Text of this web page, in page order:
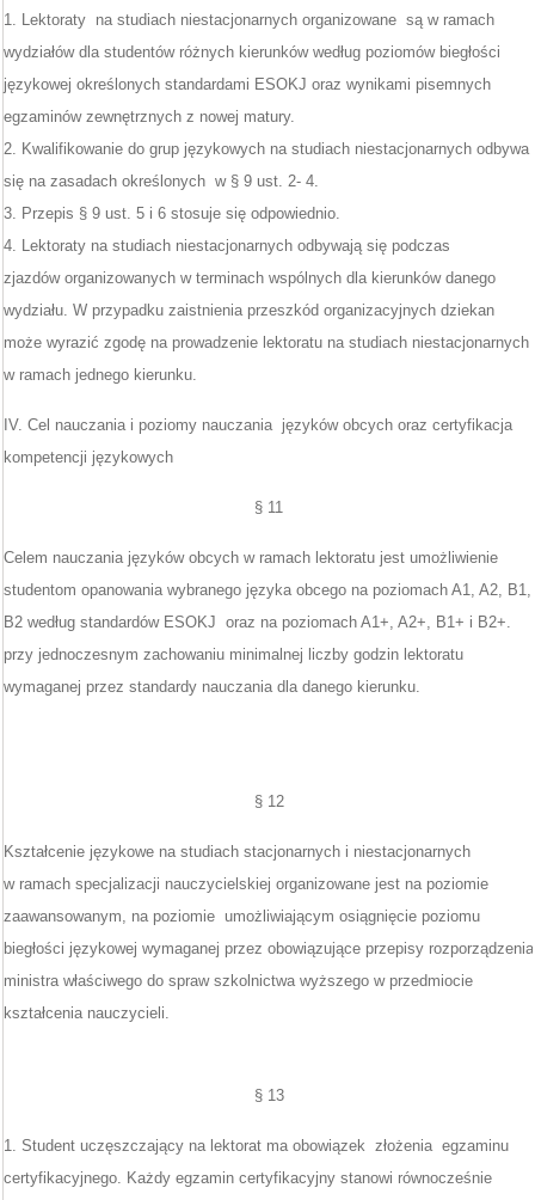
1. Lektoraty na studiach niestacjonarnych organizowane są w ramach
wydziałów dla studentów różnych kierunków według poziomów biegłości
językowej określonych standardami ESOKJ oraz wynikami pisemnych
egzaminów zewnętrznych z nowej matury.
2. Kwalifikowanie do grup językowych na studiach niestacjonarnych odbywa
się na zasadach określonych w § 9 ust. 2- 4.
3. Przepis § 9 ust. 5 i 6 stosuje się odpowiednio.
4. Lektoraty na studiach niestacjonarnych odbywają się podczas
zjazdów organizowanych w terminach wspólnych dla kierunków danego
wydziału. W przypadku zaistnienia przeszkód organizacyjnych dziekan
może wyrazić zgodę na prowadzenie lektoratu na studiach niestacjonarnych
w ramach jednego kierunku.
IV. Cel nauczania i poziomy nauczania języków obcych oraz certyfikacja
kompetencji językowych
§ 11
Celem nauczania języków obcych w ramach lektoratu jest umożliwienie
studentom opanowania wybranego języka obcego na poziomach A1, A2, B1,
B2 według standardów ESOKJ oraz na poziomach A1+, A2+, B1+ i B2+.
przy jednoczesnym zachowaniu minimalnej liczby godzin lektoratu
wymaganej przez standardy nauczania dla danego kierunku.
§ 12
Kształcenie językowe na studiach stacjonarnych i niestacjonarnych
w ramach specjalizacji nauczycielskiej organizowane jest na poziomie
zaawansowanym, na poziomie umożliwiającym osiągnięcie poziomu
biegłości językowej wymaganej przez obowiązujące przepisy rozporządzenia
ministra właściwego do spraw szkolnictwa wyższego w przedmiocie
kształcenia nauczycieli.
§ 13
1. Student uczęszczający na lektorat ma obowiązek złożenia egzaminu
certyfikacyjnego. Każdy egzamin certyfikacyjny stanowi równocześnie